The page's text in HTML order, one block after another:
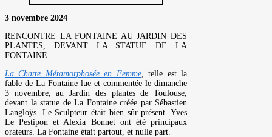
3 novembre 2024
RENCONTRE LA FONTAINE AU JARDIN DES
PLANTES, DEVANT LA STATUE DE LA
FONTAINE
La Chatte Métamorphosée en Femme, telle est la
fable de La Fontaine lue et commentée le dimanche
3 novembre, au Jardin des plantes de Toulouse,
devant la statue de La Fontaine créée par Sébastien
Langloÿs. Le Sculpteur était bien sûr présent. Yves
Le Pestipon et Alexia Bonnet ont été principaux
orateurs. La Fontaine était partout, et nulle part.